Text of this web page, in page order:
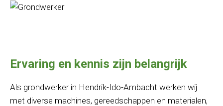
Ervaring en kennis zijn belangrijk
Als grondwerker in Hendrik-Ido-Ambacht werken wij
met diverse machines, gereedschappen en materialen,